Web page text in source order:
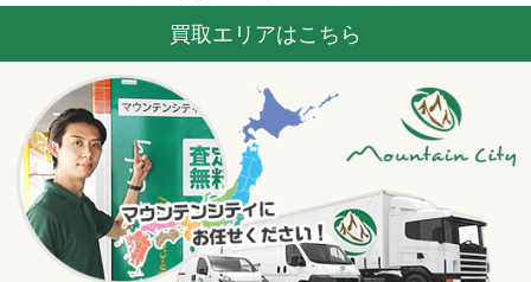
買取エリアはこちら